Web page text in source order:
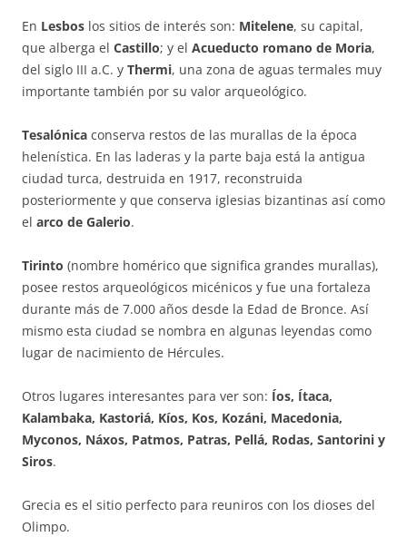
En Lesbos los sitios de interés son: Mitelene, su capital,
que alberga el Castillo; y el Acueducto romano de Moria,
del siglo III a.C. y Thermi, una zona de aguas termales muy
importante también por su valor arqueológico.
Tesalónica conserva restos de las murallas de la época
helenística. En las laderas y la parte baja está la antigua
ciudad turca, destruida en 1917, reconstruida
posteriormente y que conserva iglesias bizantinas así como
el arco de Galerio.
Tirinto (nombre homérico que significa grandes murallas),
posee restos arqueológicos micénicos y fue una fortaleza
durante más de 7.000 años desde la Edad de Bronce. Así
mismo esta ciudad se nombra en algunas leyendas como
lugar de nacimiento de Hércules.
Otros lugares interesantes para ver son: Íos, Ítaca,
Kalambaka, Kastoriá, Kíos, Kos, Kozáni, Macedonia,
Myconos, Náxos, Patmos, Patras, Pellá, Rodas, Santorini y
Siros.
Grecia es el sitio perfecto para reuniros con los dioses del
Olimpo.